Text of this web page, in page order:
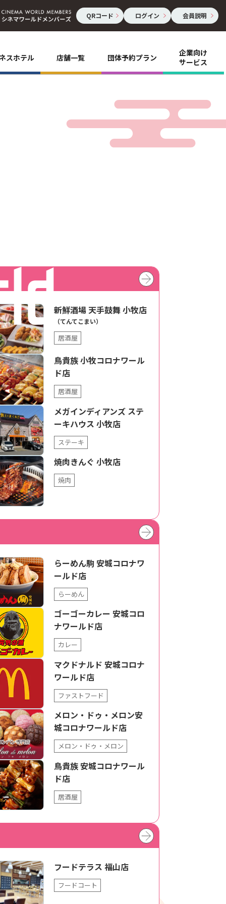
QRコード ログイン 会員説明
スホテル 店舗一覧 団体予約プラン
企業向け
サービス
新鮮酒場 天手鼓舞 小牧店
（てんてこまい）
居酒屋
鳥貴族 小牧コロナワール
ド店
居酒屋
メガインディアンズ ステ
ーキハウス 小牧店
ステーキ
焼肉きんぐ 小牧店
焼肉
らーめん駒 安城コロナワ
ールド店
らーめん
ゴーゴーカレー 安城コロ
ナワールド店
カレー
マクドナルド 安城コロナ
ワールド店
ファストフード
メロン・ドゥ・メロン安
城コロナワールド店
メロン・ドゥ・メロン
鳥貴族 安城コロナワール
ド店
居酒屋
フードテラス 福山店
フードコート